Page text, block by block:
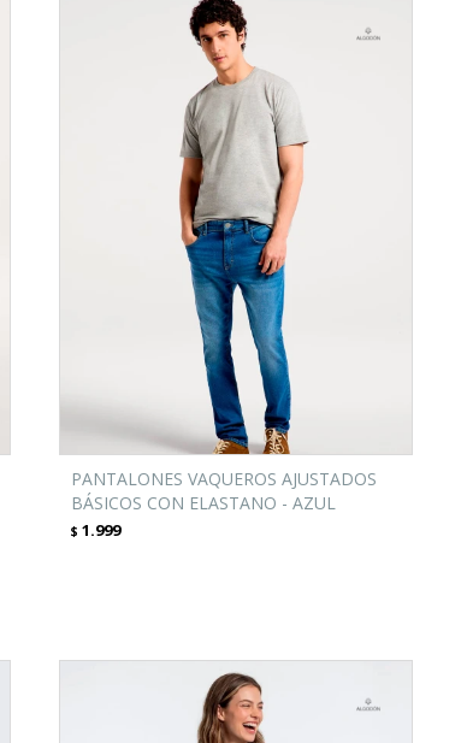
PANTALONES VAQUEROS AJUSTADOS
BÁSICOS CON ELASTANO - AZUL
$ 1.999